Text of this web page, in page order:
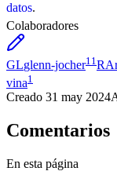
datos.
Colaboradores
GLglenn-jocher11RA
vina1
Creado 31 may 2024
Comentarios
En esta página